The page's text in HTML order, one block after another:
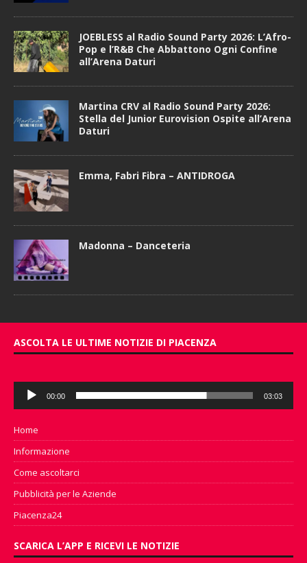
JOEBLESS al Radio Sound Party 2026: L’Afro-
Pop e l’R&B Che Abbattono Ogni Confine
all’Arena Daturi
Martina CRV al Radio Sound Party 2026:
Stella del Junior Eurovision Ospite all’Arena
Daturi
Emma, Fabri Fibra – ANTIDROGA
Madonna – Danceteria
ASCOLTA LE ULTIME NOTIZIE DI PIACENZA
Audio
Player
00:00 03:03
Home
Informazione
Come ascoltarci
Pubblicità per le Aziende
Piacenza24
SCARICA L’APP E RICEVI LE NOTIZIE